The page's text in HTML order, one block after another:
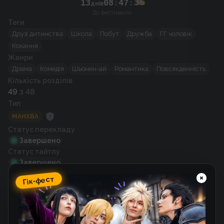
13днів08 : 47 : 36
До фестивалю
Теги
Друзі дитинства Школа Побут Дружба
ГГ чоловік
Кохання
Жанри
Драма Комедія Шьонен-ай Романтика Повсякденність
Кількість розділів
49 з 48
Тип
МАНХВА
Статус перекладу
Завершено
Статус тайтлу
Завершено
Автор оригіналу
Suki
Художник
Рік випуску
Гік-фест